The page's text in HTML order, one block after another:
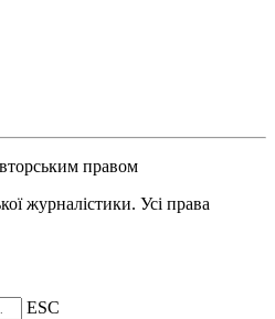
правом
журналістики. Усі права
ESC